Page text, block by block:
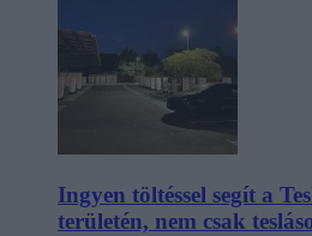
Ingyen töltéssel segít a
területén, nem csak